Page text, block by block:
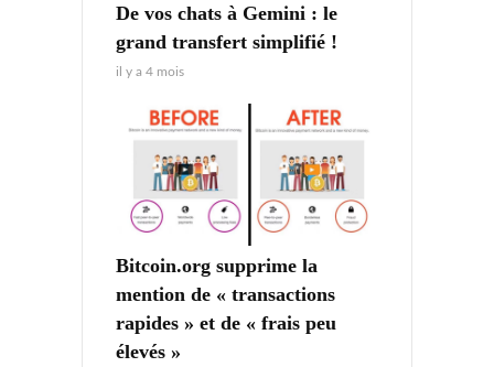
De vos chats à Gemini : le
grand transfert simplifié !
il y a 4 mois
Bitcoin.org supprime la
mention de « transactions
rapides » et de « frais peu
élevés »